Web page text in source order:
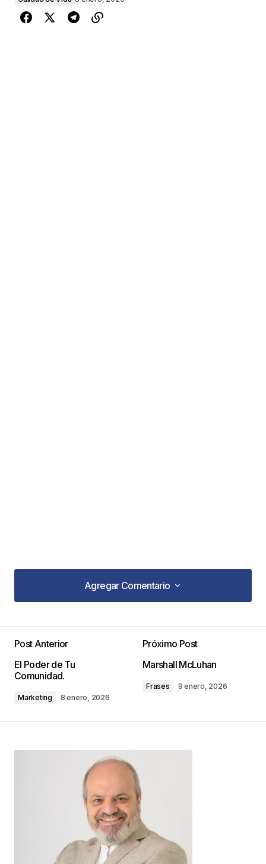
Agregar Comentario
Agregar Comentario
interesante articulo ayuda a reflexionar gracias
Pablo reyes
18 julio, 2014 at 6:57 pm
Juan Carlos Valda
24 julio, 2014 at 11:38 am
Responder
Post Anterior
El Poder de Tu
Comunidad.
Marketing 8 enero, 2026
Próximo Post
Marshall McLuhan
Frases 9 enero, 2026